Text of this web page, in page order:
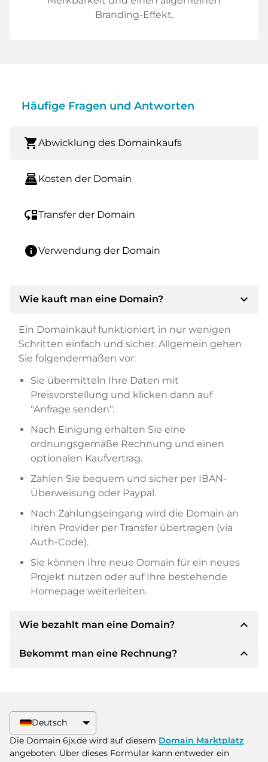
Branding-Effekt.
Häufige Fragen und Antworten
shopping_cartAbwicklung des Domainkaufs
point_of_saleKosten der Domain
move_downTransfer der Domain
infoVerwendung der Domain
Wie kauft man eine Domain? expand_more
Ein Domainkauf funktioniert in nur wenigen
Schritten einfach und sicher. Allgemein gehen
Sie folgendermaßen vor:
Sie übermitteln Ihre Daten mit
Preisvorstellung und klicken dann auf
"Anfrage senden".
Nach Einigung erhalten Sie eine
ordnungsgemäße Rechnung und einen
optionalen Kaufvertrag.
Zahlen Sie bequem und sicher per IBAN-
Überweisung oder Paypal.
Nach Zahlungseingang wird die Domain an
Ihren Provider per Transfer übertragen (via
Auth-Code).
Sie können Ihre neue Domain für ein neues
Projekt nutzen oder auf Ihre bestehende
Homepage weiterleiten.
Wie bezahlt man eine Domain? expand_less
Nach einer Einigung wird der Inhaber Ihnen die
Zahlungsmethoden anbieten.
Bitte geben Sie bei der Überweisung immer
den Domainnamen und die
Bekommt man eine Rechnung? expand_less
größeren Kaufpreisen bekommen Sie auf
Wunsch auch einen zusätzlichen Kaufvertrag.
Deutsch
Die Domain 6jx.de wird auf diesem Domain Marktplatz
angeboten. Über dieses Formular kann entweder ein